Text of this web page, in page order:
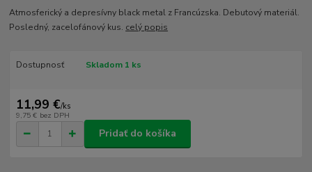
Atmosferický a depresívny black metal z Francúzska. Debutový materiál.
Posledný, zacelofánový kus. celý popis
Dostupnosť Skladom 1 ks
11,99 €/ks
9,75 € bez DPH
Pridať do košíka